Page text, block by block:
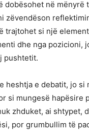
dobësohet në mënyrë
zëvendëson
trajtohet si një
dhe nga pozicioni,
pushtetit.
heshtja e debatit, jo si
si mungesë hapësire
zhduket, ai shtypet,
por grumbullim të